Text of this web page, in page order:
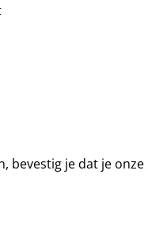
bevestig je dat je onze